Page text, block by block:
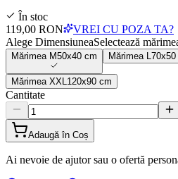
În stoc
119,00 RON
VREI CU POZA TA?
Alege DimensiuneaSelectează
Mărimea M50x40 cm Mărimea 70x50
Mărimea XXL 120x90 cm
Cantitate
Adaugă în Coș
Ai nevoie de ajutor sau o ofertă